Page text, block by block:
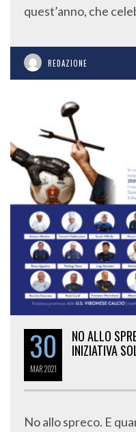
quest’anno, che
REDAZIONE
30
MAR2021
NO ALLO
INIZIATIVA
No allo spreco. E